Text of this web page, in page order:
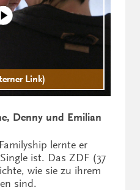
Link)
Denny und Emilian
lernte er
ist. Das ZDF (37
wie sie zu ihrem
sind.